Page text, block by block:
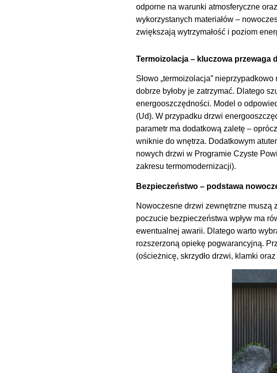
odporne na warunki atmosferyczne
wykorzystanych materiałów –
zwiększają wytrzymałość i poziom
Termoizolacja – kluczowa przewaga
Słowo „termoizolacja”
dobrze byłoby je zatrzymać. Dlatego
energooszczędności. Model o
(Ud). W przypadku drzwi
parametr ma dodatkową zaletę –
wniknie do wnętrza. Dodatkowym
nowych drzwi w Programie Czyste
zakresu termomodernizacji).
Bezpieczeństwo – podstawa
Nowoczesne drzwi zewnętrzne muszą
poczucie bezpieczeństwa wpływ ma
ewentualnej awarii. Dlatego warto
rozszerzoną opiekę pogwarancyjną.
(ościeżnicę, skrzydło drzwi, klamki